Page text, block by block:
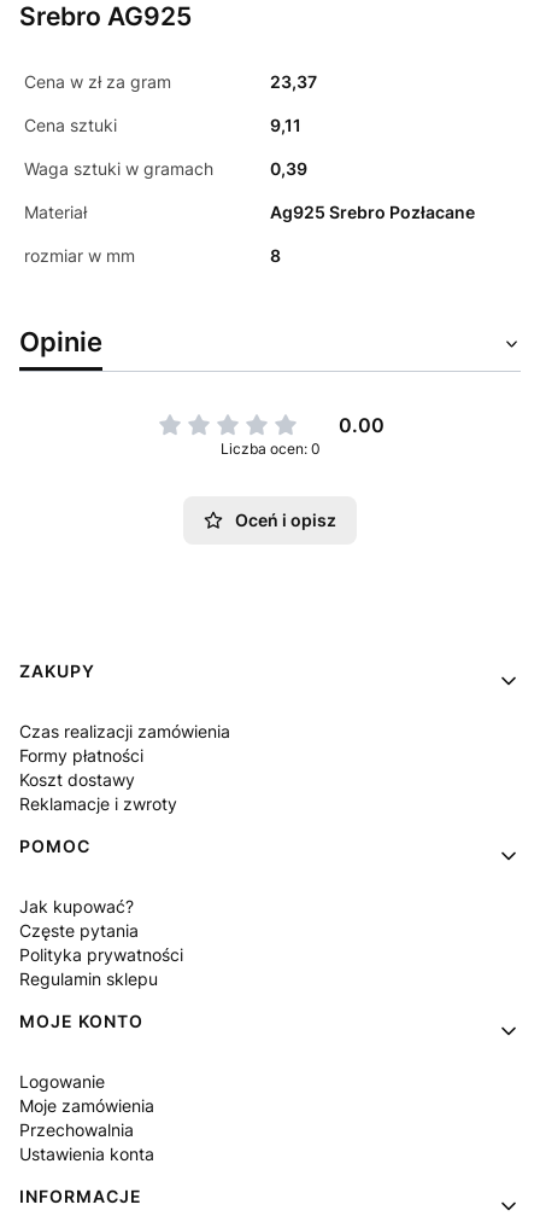
Srebro AG925
Cena w zł za gram 23,37
Cena sztuki 9,11
Waga sztuki w gramach 0,39
Materiał Ag925 Srebro Pozłacane
rozmiar w mm 8
Opinie
0.00
Liczba ocen: 0
Oceń i opisz
Linki w stopce
ZAKUPY
Czas realizacji zamówienia
Formy płatności
Koszt dostawy
Reklamacje i zwroty
POMOC
Jak kupować?
Częste pytania
Polityka prywatności
Regulamin sklepu
MOJE KONTO
Logowanie
Moje zamówienia
Przechowalnia
Ustawienia konta
INFORMACJE